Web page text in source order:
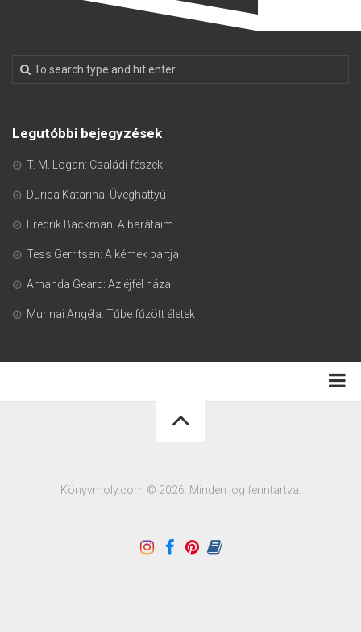
Legutóbbi bejegyzések
T. M. Logan: Családi fészek
Durica Katarina: Üveghattyú
Fredrik Backman: A barátaim
Tess Gerritsen: A kémek partja
Amanda Geard: Az éjfél háza
Murinai Angéla: Tűbe fűzött életek
Könyvmoly.com © 2026. Minden jog fenntartva.